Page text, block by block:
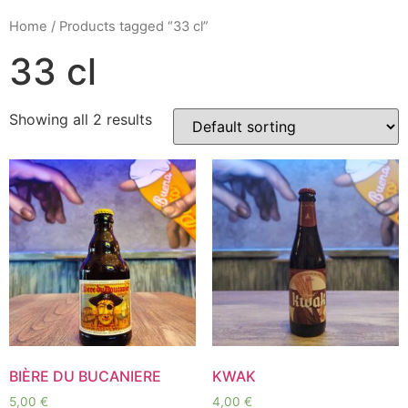
Home / Products tagged “33 cl”
33 cl
Showing all 2 results
BIÈRE DU BUCANIERE
5,00 €
KWAK
4,00 €